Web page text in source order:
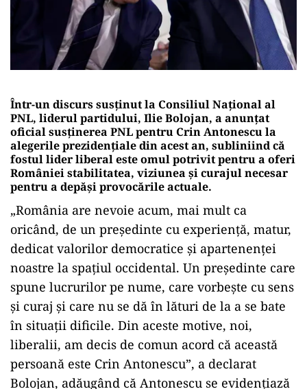
Într-un discurs susținut la Consiliul Național al
PNL, liderul partidului, Ilie Bolojan, a anunțat
oficial susținerea PNL pentru Crin Antonescu la
alegerile prezidențiale din acest an, subliniind că
fostul lider liberal este omul potrivit pentru a oferi
României stabilitatea, viziunea și curajul necesar
pentru a depăși provocările actuale.
„România are nevoie acum, mai mult ca
oricând, de un președinte cu experiență, matur,
dedicat valorilor democratice și apartenenței
noastre la spațiul occidental. Un președinte care
spune lucrurilor pe nume, care vorbește cu sens
și curaj și care nu se dă în lături de la a se bate
în situații dificile. Din aceste motive, noi,
liberalii, am decis de comun acord că această
persoană este Crin Antonescu”, a declarat
Bolojan, adăugând că Antonescu se evidențiază